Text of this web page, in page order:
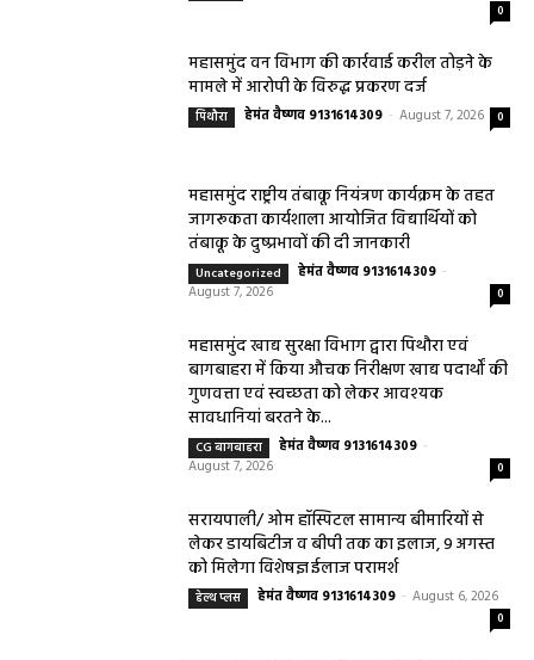
0
महासमुंद वन विभाग की कार्रवाई करील तोड़ने के
मामले में आरोपी के विरुद्ध प्रकरण दर्ज
पिथौरा हेमंत वैष्णव 9131614309 - August 7, 2026 0
महासमुंद राष्ट्रीय तंबाकू नियंत्रण कार्यक्रम के तहत
जागरूकता कार्यशाला आयोजित विद्यार्थियों को
तंबाकू के दुष्प्रभावों की दी जानकारी
Uncategorized हेमंत वैष्णव 9131614309 -
August 7, 2026
0
महासमुंद खाद्य सुरक्षा विभाग द्वारा पिथौरा एवं
बागबाहरा में किया औचक निरीक्षण खाद्य पदार्थों की
गुणवत्ता एवं स्वच्छता को लेकर आवश्यक
सावधानियां बरतने के...
CG बागबाहरा हेमंत वैष्णव 9131614309 -
August 7, 2026
0
सरायपाली/ ओम हॉस्पिटल सामान्य बीमारियों से
लेकर डायबिटीज व बीपी तक का इलाज, 9 अगस्त
को मिलेगा विशेषज्ञ ईलाज परामर्श
हेल्थ प्लस हेमंत वैष्णव 9131614309 - August 6, 2026
0